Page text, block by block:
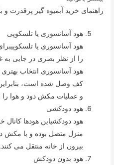
راهنمای خرید آبمیوه گیر پرقدرت و
هود آسانسوری یا تلسکوپی
هود آسانسوری یا
را از نظر بصری در جایی به
هود آسانسوری انتخاب
کف وصل شده است،
و عملیات مکش دود و هوا
هود دودکشی
هود دودکشیاین هودها
منزل متصل بوده و با مکش
بیرون از خانه منتقل می کنند.
هود بدون دودکش